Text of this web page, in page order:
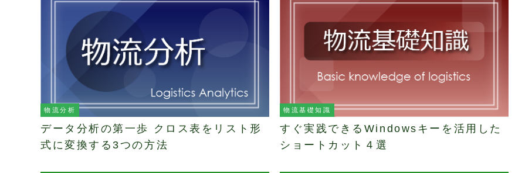
物流分析
データ分析の第一歩 クロス表をリスト形
式に変換する3つの方法
物流基礎知識
すぐ実践できるWindowsキーを活用した
ショートカット４選